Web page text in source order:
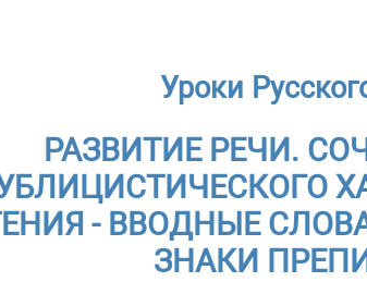
Уроки
РАЗВИТИЕ РЕЧИ.
- ВВОДНЫЕ
ЗНАКИ